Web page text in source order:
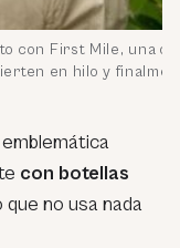
con First Mile, una
en hilo y
con botellas
no usa nada